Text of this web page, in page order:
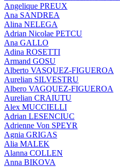
Angelique PREUX
Ana SANDREA
Alina NELEGA
Adrian Nicolae PETCU
Ana GALLO
Adina ROSETTI
Armand GOSU
Alberto VASQUEZ-FIGUEROA
Aurelian SILVESTRU
Albero VAGQUEZ-FIGUEROA
Aurelian CRAIUTU
Alex MUCCIELLI
Adrian LESENCIUC
Adrienne Von SPEYR
Agnia GRIGAS
Alia MALEK
Alanna COLLEN
Anna BIKOVA